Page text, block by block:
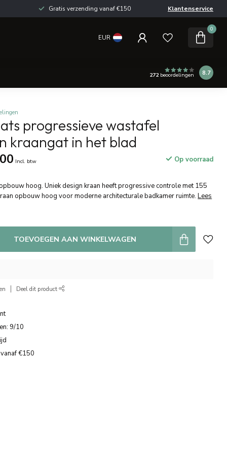
Gratis verzending vanaf €150 Klantenservice
EUR
0
272beoordelingen 8.7
progressieve wastafel
kraangat in het blad
Incl. btw Op voorraad
hoog. Uniek design kraan heeft progressive controle met 155
opbouw hoog voor moderne architecturale badkamer ruimte.Lees
TOEVOEGEN AAN WINKELWAGEN
Deel dit product
9/10
€150